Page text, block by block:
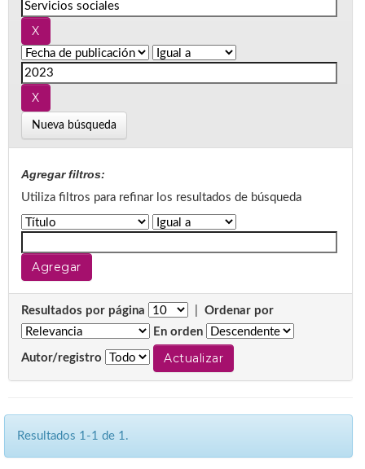
Nueva búsqueda
Agregar filtros:
Utiliza filtros para refinar los resultados de búsqueda
Resultados por página
Ordenar por
En orden
Autor/registro
Resultados 1-1 de 1.